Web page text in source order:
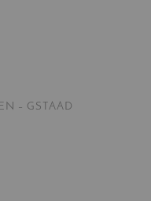
– GSTAAD